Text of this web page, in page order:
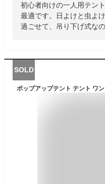
初心者向けの一人用テン
最適です。日よけと虫よ
過ごせて、吊り下げ式な
SOLD